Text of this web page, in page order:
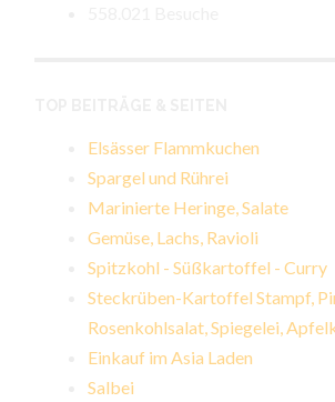
Elsässer Flammkuchen
Spargel und Rührei
Marinierte Heringe, Salate
Gemüse, Lachs, Ravioli
Spitzkohl - Süßkartoffel - Curry
Steckrüben-Kartoffel Stampf,
Rosenkohlsalat, Spiegelei,
Einkauf im Asia Laden
Salbei